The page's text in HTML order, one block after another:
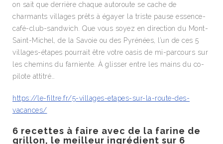
on sait que derrière chaque autoroute se cache de
charmants villages prêts à égayer la triste pause essence-
café-club-sandwich. Que vous soyez en direction du Mont-
Saint-Michel, de la Savoie ou des Pyrénées, l’un de ces 5
villages-étapes pourrait être votre oasis de mi-parcours sur
les chemins du farniente. À glisser entre les mains du co-
pilote attitré…
https://le-filtre.fr/5-villages-etapes-sur-la-route-des-
vacances/
6 recettes à faire avec de la farine de
grillon, le meilleur ingrédient sur 6